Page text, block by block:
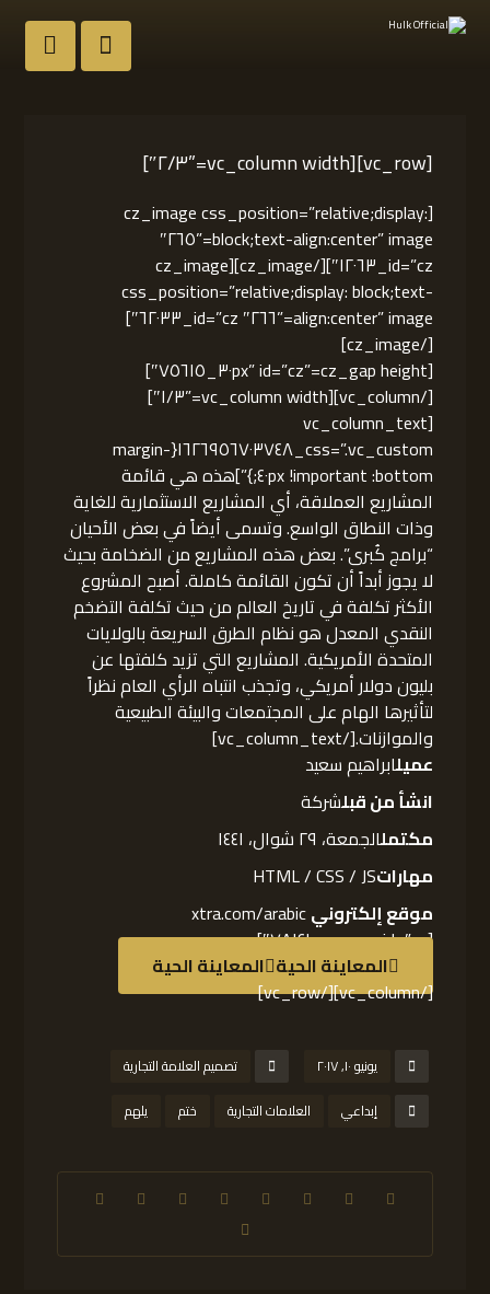
[vc_row][vc_column width=”٢/٣″]
[cz_image css_position=”relative;display:
block;text-align:center” image=”٢٦٥″
id=”cz_١٢٠٦٣″][/cz_image][cz_image
css_position=”relative;display: block;text-
align:center” image=”٢٦٦″ id=”cz_٦٢٠٣٣″]
[/cz_image]
[cz_gap height=”٣٠px” id=”cz_٧٥٦١٥″]
[/vc_column][vc_column width=”١/٣″]
[vc_column_text
css=”.vc_custom_١٦٢٦٩٥٦٧٠٣٧٤٨{margin-
bottom: ٤٠px !important;}”]هذه هي قائمة
المشاريع العملاقة، أي المشاريع الاستثمارية للغاية
وذات النطاق الواسع. وتسمى أيضاً في بعض الأحيان
“برامج كُبرى”. بعض هذه المشاريع من الضخامة بحيث
لا يجوز أبداً أن تكون القائمة كاملة. أصبح المشروع
الأكثر تكلفة في تاريخ العالم من حيث تكلفة التضخم
النقدي المعدل هو نظام الطرق السريعة بالولايات
المتحدة الأمريكية. المشاريع التي تزيد كلفتها عن
بليون دولار أمريكي، وتجذب انتباه الرأي العام نظراً
لتأثيرها الهام على المجتمعات والبيئة الطبيعية
والموازنات.[/vc_column_text]
عميلابراهيم سعيد
انشأ من قبلشركة
مكتملالجمعة، ٢٩ شوال، ١٤٤١
مهاراتHTML / CSS / JS
موقع إلكترونيxtra.com/arabic
[cz_gap id=”cz_٧٨١٤١″]
المعاينة الحية المعاينة الحية
[/vc_column][/vc_row]
يونيو ١٠, ٢٠١٧
تصميم العلامة التجارية
إبداعي
العلامات التجارية ختم يلهم